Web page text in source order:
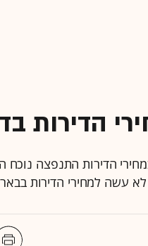
הדירות
הדירות התנפצה
עשה למחירי הדירות